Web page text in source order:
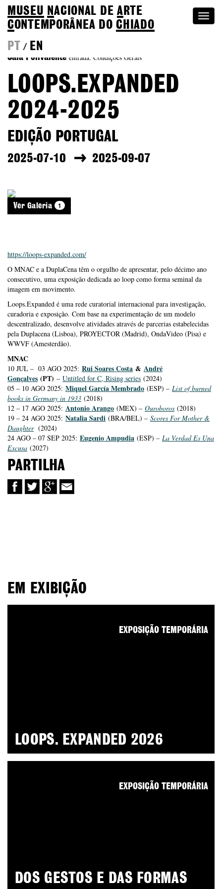
MUSEU NACIONAL DEA RTE
CONTEMPORÂNEA DOCHIADO
PT
/ EN
Sala Polivalente entrada: Condições Gerais
LOOPS.EXPANDED
2024-2025
EDIÇÃO PORTUGAL
2025-07-10 2025-09-07
Ver Galeria 1
https://loops-expanded.com/
O MNAC e a DuplaCena têm o orgulho de apresentar, pelo décimo ano
consecutivo, uma exposição dedicada ao loop como forma seminal da
imagem em movimento.
Loops.Expanded é uma rede curatorial internacional para investigação,
curadoria e exposição. Com base na experimentação de um modelo
descentralizado, desenvolve atividades através de parcerias estabelecidas
pela Duplacena (Lisboa), PROYECTOR (Madrid), OndaVideo (Pisa) e
WWVF (Amesterdão).
MNAC
10 JUL – 03 AGO 2025: Rui Soares Costa & André
Gonçalves (PT) – Untitled for C, Rising series (2024)
05 – 10 AGO 2025: Miquel García Membrado (ESP) – List of burned
books in Germany in 1933 (2018)
12 – 17 AGO 2025: Antonio Arango (MEX) – Ouroboros (2018)
19 – 24 AGO 2025: Natalia Sardi (BRA/BEL) – Scores For Mother &
Daughter(2024)
24 AGO – 07 SEP 2025: Eugenio Ampudia (ESP) – La Verdad Es Una
Excusa (2027)
PARTILHA
EM EXIBIÇÃO
LOOPS. EXPANDED 2026
EXPOSIÇÃO TEMPORÁRIA
DOS GESTOS E DAS FORMAS
EXPOSIÇÃO TEMPORÁRIA